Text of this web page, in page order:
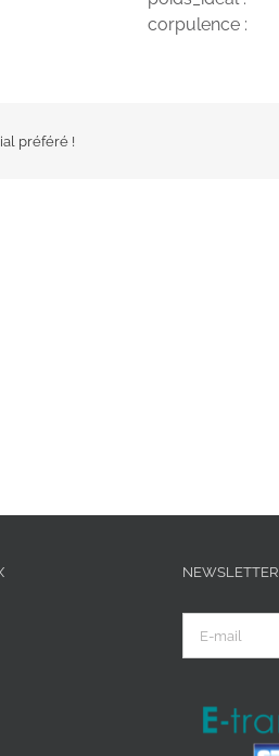
corpulence :
préféré !
NEWSLETTER